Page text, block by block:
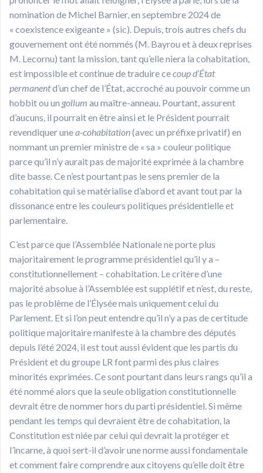
nomination de Michel Barnier, en septembre 2024 de
« coexistence exigeante » (sic). Depuis, trois autres chefs du
gouvernement ont été nommés (M. Bayrou et à deux reprises
M. Lecornu) tant la mission, tant qu’elle niera la cohabitation,
est impossible et continue de traduire cecoup d’État
permanentd’un chef de l’État, accroché au pouvoir comme un
hobbit ou un gollum au maître-anneau. Pourtant, assurent
d’aucuns, il pourrait en être ainsi et le Président pourrait
revendiquer unea-cohabitation(avec un préfixe privatif) en
nommant un premier ministre de « sa » couleur politique
parce qu’il n’y aurait pas de majorité exprimée à la chambre
dite basse. Ce n’est pourtant pas le sens premier de la
cohabitation qui se matérialise d’abord et avant tout par la
dissonance entre les couleurs politiques présidentielle et
parlementaire.
C’est parce que l’Assemblée Nationale ne porte plus
majoritairement le programme présidentiel qu’il y a –
constitutionnellement – cohabitation. Le critère d’une
majorité absolue à l’Assemblée est supplétif et n’est, du reste,
pas le problème de l’Élysée mais uniquement celui du
Parlement. Et si l’on peut entendre qu’il n’y a pas de certitude
politique majoritaire manifeste à la chambre des députés
depuis l’été 2024, il est tout aussi évident que les partis du
Président et du groupe LR font parmi des plus claires
minorités exprimées. Ce sont pourtant dans leurs rangs qu’il a
été nommé alors que la seule obligation constitutionnelle
devrait être de nommer hors du parti présidentiel. Si même
pendant les temps qui devraient être de cohabitation, la
Constitution est niée par celui qui devrait la protéger et
l’incarne, à quoi sert-il d’avoir une norme aussi fondamentale
et comment faire comprendre aux citoyens qu’elle doit être